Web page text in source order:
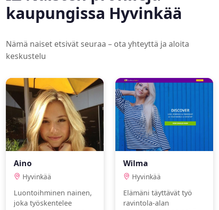
kaupungissa Hyvinkää
Nämä naiset etsivät seuraa – ota yhteyttä ja aloita
keskustelu
Aino
Hyvinkää
Luontoihminen nainen,
joka työskentelee
Wilma
Hyvinkää
Elämäni täyttävät työ
ravintola-alan